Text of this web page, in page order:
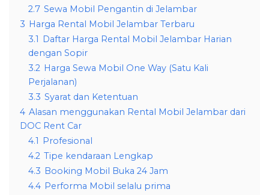
2.7 Sewa Mobil Pengantin di Jelambar
3 Harga Rental Mobil Jelambar Terbaru
3.1 Daftar Harga Rental Mobil Jelambar Harian
dengan Sopir
3.2 Harga Sewa Mobil One Way (Satu Kali
Perjalanan)
3.3 Syarat dan Ketentuan
4 Alasan menggunakan Rental Mobil Jelambar dari
DOC Rent Car
4.1 Profesional
4.2 Tipe kendaraan Lengkap
4.3 Booking Mobil Buka 24 Jam
4.4 Performa Mobil selalu prima